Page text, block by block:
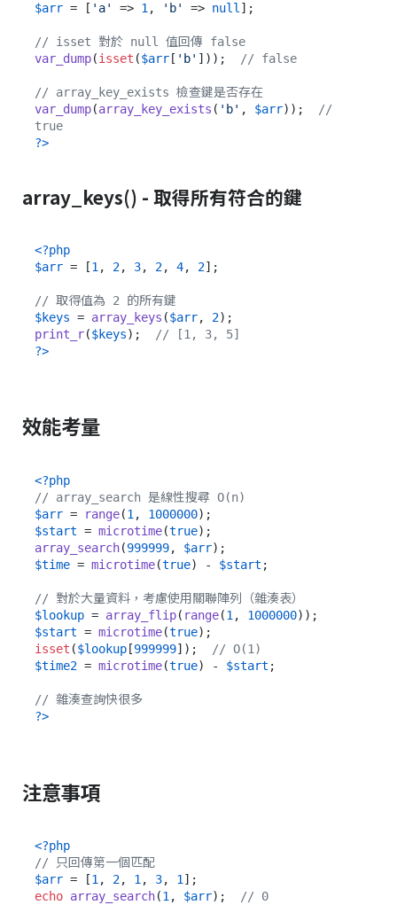
$arr = [ 'a' => 1 , 'b' => null ];
// isset 對於 null 值回傳 false
var_dump(isset ($arr [ 'b' ])); // false
// array_key_exists 檢查鍵是否存在
var_dump(array_key_exists ( 'b' , $arr));
//
true
?>
array_keys() - 取得所有符合的鍵
<?php
$arr = [1 , 2, 3, 2, 4, 2];
// 取得值為 2 的所有鍵
$keys = array_keys ($arr, 2
print_r($keys);
// [1, 3, 5]
?>
效能考量
<?php
// array_search 是線性搜尋 O(n)
$arr = range(1 , 1000000
$start = microtime(true
array_search(999999, $arr
$time = microtime(true) - $start ;
// 對於大量資料，考慮使用關聯陣列（雜湊表）
$lookup = array_flip( range(1 , 1000000
$start = microtime(true
isset ($lookup [999999]);
// O(1)
$time2 = microtime(true) - $start ;
// 雜湊查詢快很多
?>
注意事項
<?php
// 只回傳第一個匹配
$arr = [1 , 2, 1 , 3, 1
echo array_search(1 , $arr); // 0